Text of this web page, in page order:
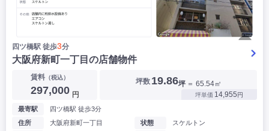
四ツ橋駅 徒歩3分
大阪府新町一丁目の店舗物件
賃料（税込）
297,000 円
坪数 19.86坪 ＝ 65.54㎡
坪単価 14,955円
最寄駅
四ツ橋駅 徒歩3分
住所
大阪府新町一丁目
状態
スケルトン